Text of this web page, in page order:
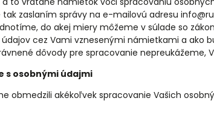
zaslaním správy na e-mailovú adresu
do akej miery môžeme v súlade so
cez Vami vznesenými námietkami a ako
dôvody pre spracovanie
s osobnými údajmi
obmedzili akékoľvek spracovanie Vašich